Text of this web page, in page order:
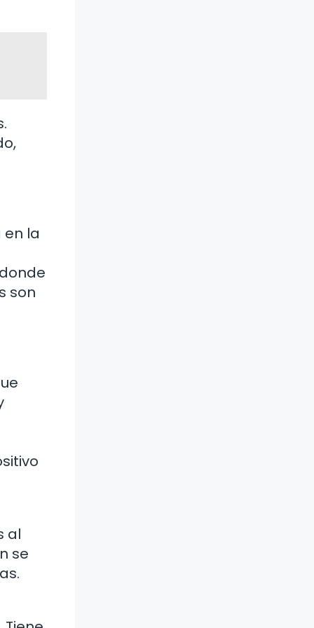
la
son
al
se